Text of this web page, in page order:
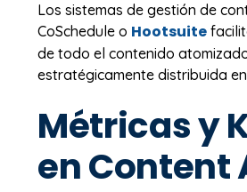
Los sistemas de gestión de
CoSchedule o Hootsuite
de todo el contenido
estratégicamente distribuida
Métricas y
en